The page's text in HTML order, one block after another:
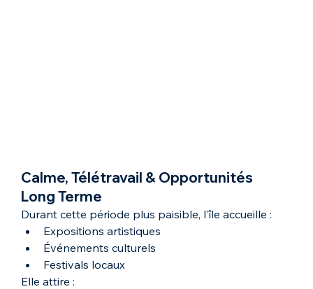
Calme, Télétravail & Opportunités
Long Terme
Durant cette période plus paisible, l’île accueille :
Expositions artistiques
Événements culturels
Festivals locaux
Elle attire :